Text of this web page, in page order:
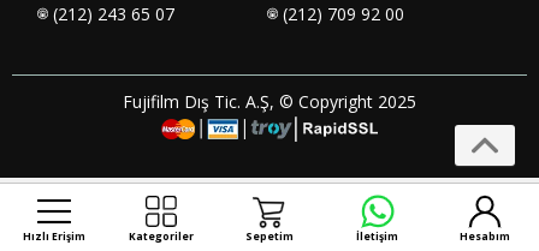
(212) 243 65 07
(212) 709 92 00
Fujifilm Dış Tic. A.Ş, © Copyright 2025
Hızlı Erişim Kategoriler Sepetim İletişim Hesabım